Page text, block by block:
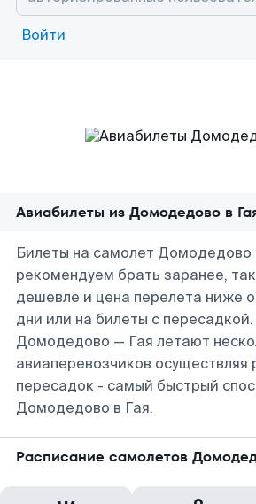
Войти
Авиабилеты из Домодедово в
Билеты на самолет Домодедово
рекомендуем брать заранее,
дешевле и цена перелета ниже
дни или на билеты с
Домодедово — Гая летают
авиаперевозчиков осуществляя
пересадок - самый быстрый
Домодедово в Гая.
Расписание самолетов